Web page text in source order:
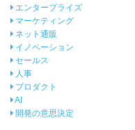
エンタープライズ
マーケティング
ネット通販
イノベーション
セールス
人事
プロダクト
AI
開発の意思決定